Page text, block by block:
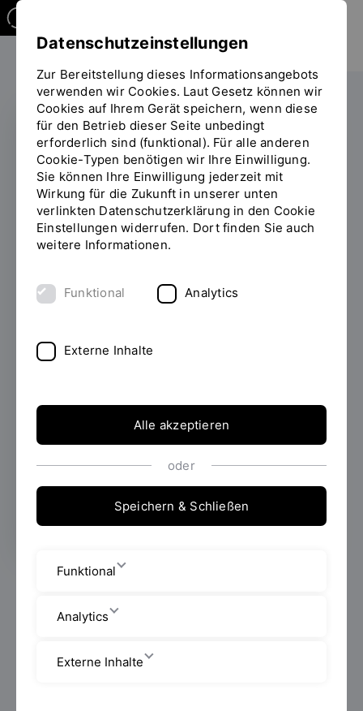
STUDIENANGEBOT
Mehr Wissen für
bessere Pflege: Neuer
Studiengang setzt auf
evidenzbasierte Praxis
Bachelorstudiengang Evidence Based
Practice Pflege ist an der OTH Regensburg
und stärkt fundierte, auf wissenschaftlichen
Erkenntnissen basierende Entscheidungen
ihrem Klinikalltag und wie das Studium ihre
Entscheidungen wie diese trifft Gerald Collier seit
vielen Jahren aus Erfahrung. Doch immer häufiger
wissenschaftlich belegen? „Vieles basiert auf Routine
Datenschutzeinstellungen
Zur Bereitstellung dieses Informationsangebots
verwenden wir Cookies. Laut Gesetz können wir
Cookies auf Ihrem Gerät speichern, wenn diese
für den Betrieb dieser Seite unbedingt
erforderlich sind (funktional). Für alle anderen
Cookie-Typen benötigen wir Ihre Einwilligung.
Sie können Ihre Einwilligung jederzeit mit
Wirkung für die Zukunft in unserer unten
verlinkten Datenschutzerklärung in den Cookie
Einstellungen widerrufen. Dort finden Sie auch
weitere Informationen.
Funktional Analytics
Externe Inhalte
Alle akzeptieren
oder
Speichern & Schließen
Funktional
Analytics
Externe Inhalte